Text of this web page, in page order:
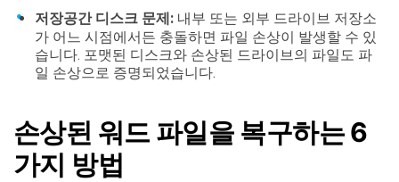
저장공간 디스크 문제: 내부 또는 외부 드라이브 저장소
가 어느 시점에서든 충돌하면 파일 손상이 발생할 수 있
습니다. 포맷된 디스크와 손상된 드라이브의 파일도 파
일 손상으로 증명되었습니다.
손상된 워드 파일을 복구하는 6
가지 방법